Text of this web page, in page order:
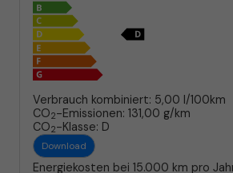
Verbrauch kombiniert: 5,00 l/100km
CO2-Emissionen: 131,00 g/km
CO2-Klasse: D
Download
Energiekosten bei 15.000 km pro